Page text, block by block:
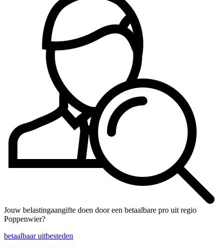
Jouw belastingaangifte doen door een betaalbare pro uit regio
Poppenwier?
betaalbaar uitbesteden